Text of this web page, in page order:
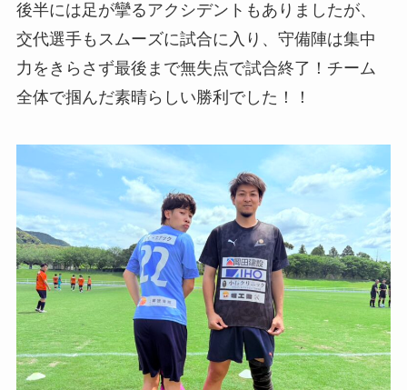
後半には足が攣るアクシデントもありましたが、
交代選手もスムーズに試合に入り、守備陣は集中
力をきらさず最後まで無失点で試合終了！チーム
全体で掴んだ素晴らしい勝利でした！！